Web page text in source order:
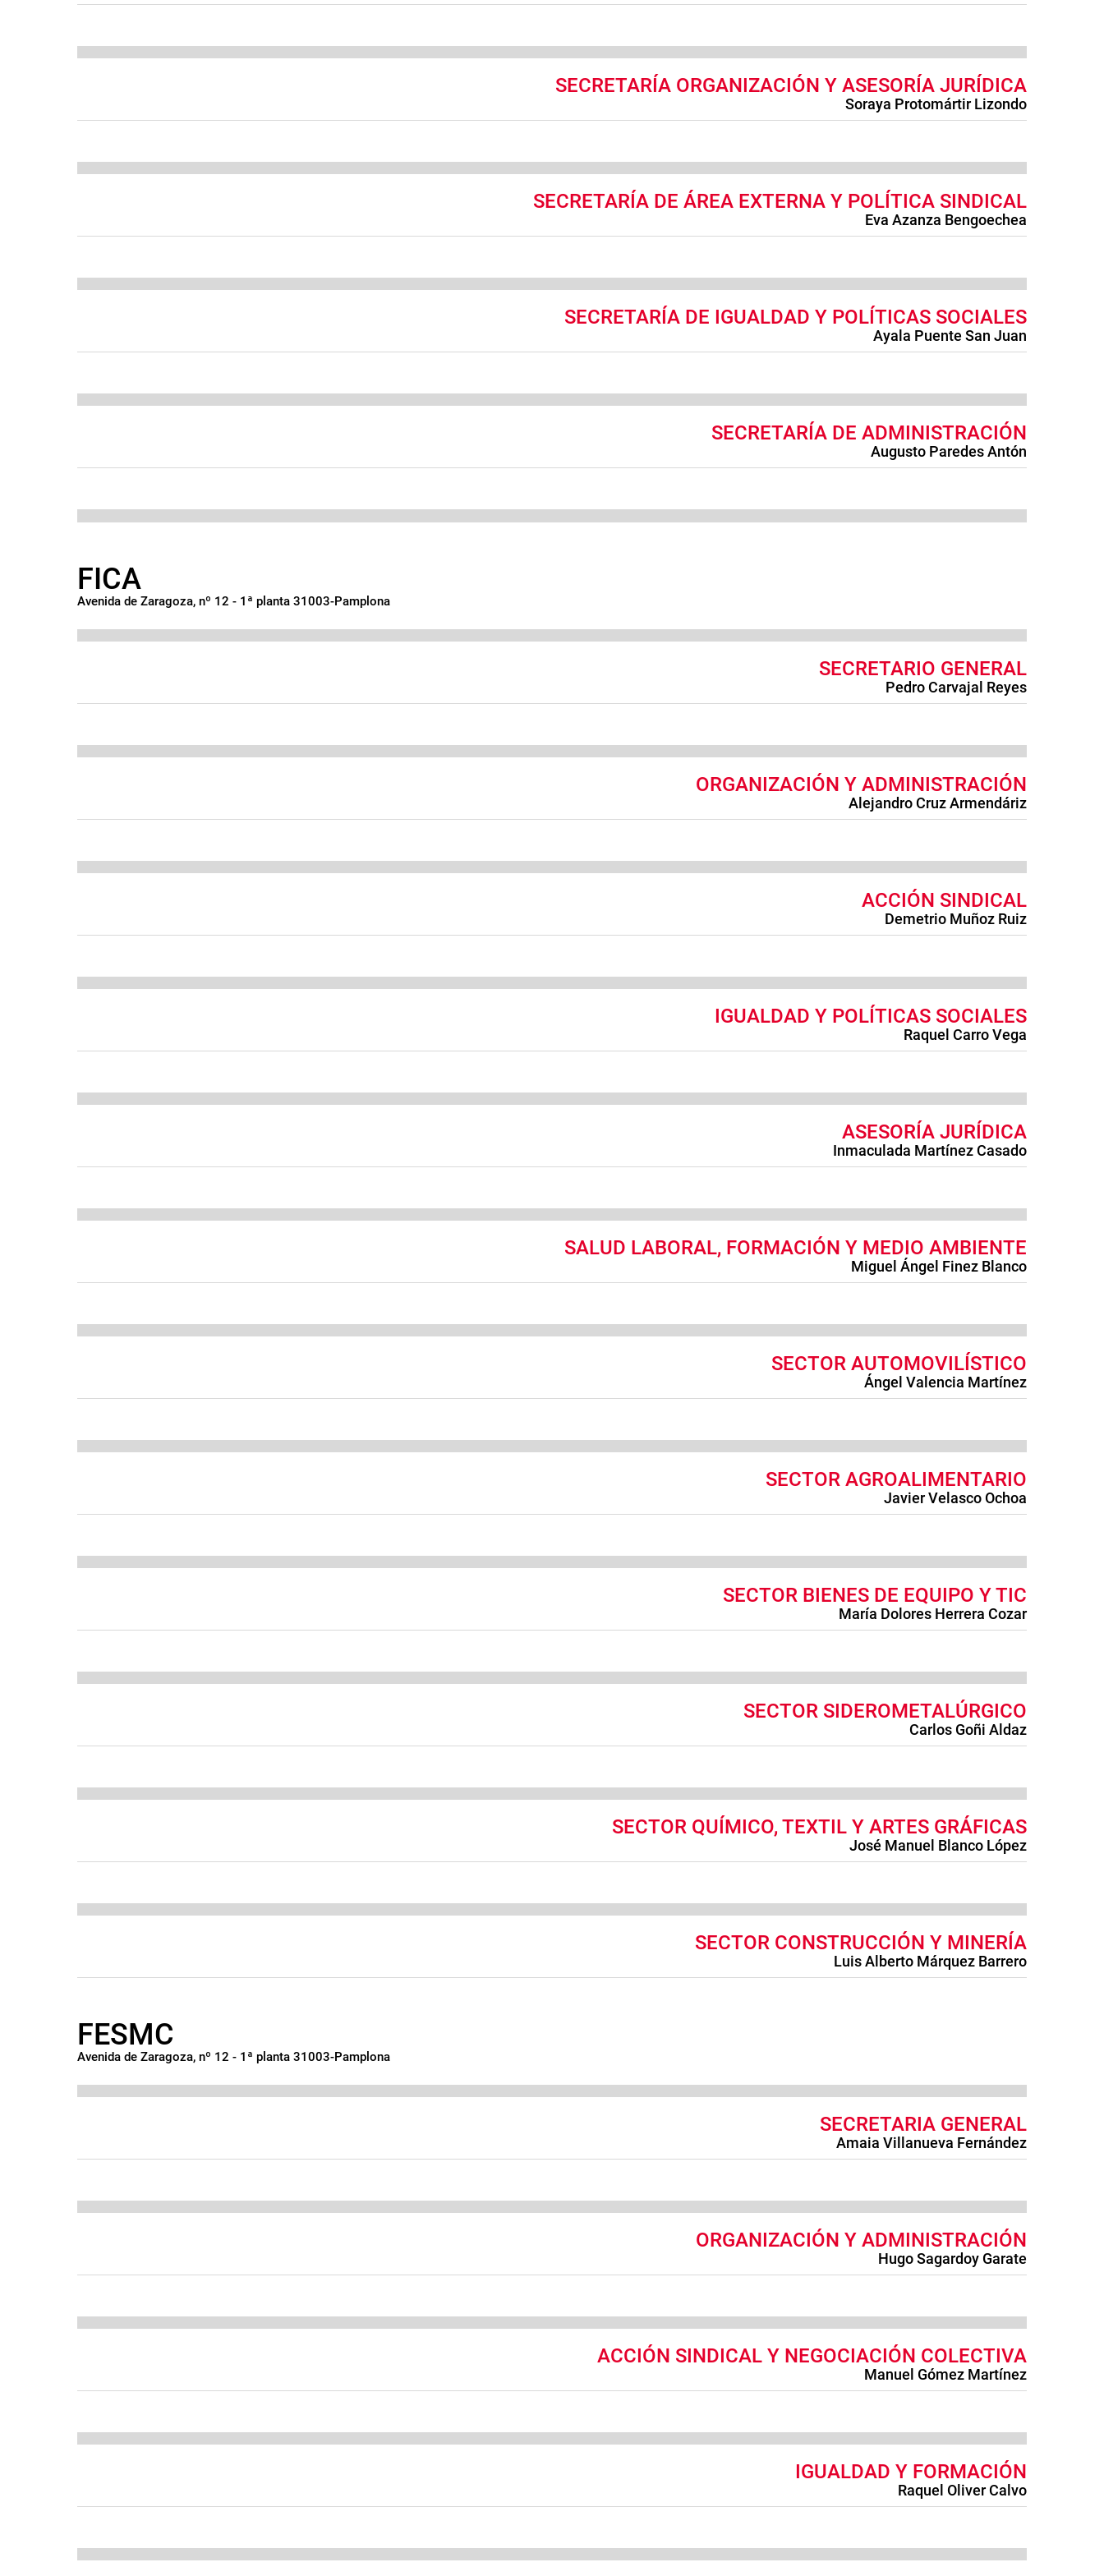
Soraya Protomártir Lizondo
SECRETARÍA ORGANIZACIÓN Y ASESORÍA JURÍDICA
Eva Azanza Bengoechea
SECRETARÍA DE ÁREA EXTERNA Y POLÍTICA SINDICAL
Ayala Puente San Juan
SECRETARÍA DE IGUALDAD Y POLÍTICAS SOCIALES
Augusto Paredes Antón
SECRETARÍA DE ADMINISTRACIÓN
FICA
Avenida de Zaragoza, nº 12 - 1ª planta 31003-Pamplona
Pedro Carvajal Reyes
SECRETARIO GENERAL
Alejandro Cruz Armendáriz
ORGANIZACIÓN Y ADMINISTRACIÓN
Demetrio Muñoz Ruiz
ACCIÓN SINDICAL
Raquel Carro Vega
IGUALDAD Y POLÍTICAS SOCIALES
Inmaculada Martínez Casado
ASESORÍA JURÍDICA
Miguel Ángel Finez Blanco
SALUD LABORAL, FORMACIÓN Y MEDIO AMBIENTE
Ángel Valencia Martínez
SECTOR AUTOMOVILÍSTICO
Javier Velasco Ochoa
SECTOR AGROALIMENTARIO
María Dolores Herrera Cozar
SECTOR BIENES DE EQUIPO Y TIC
Carlos Goñi Aldaz
SECTOR SIDEROMETALÚRGICO
José Manuel Blanco López
SECTOR QUÍMICO, TEXTIL Y ARTES GRÁFICAS
Luis Alberto Márquez Barrero
SECTOR CONSTRUCCIÓN Y MINERÍA
FESMC
Avenida de Zaragoza, nº 12 - 1ª planta 31003-Pamplona
Amaia Villanueva Fernández
SECRETARIA GENERAL
Hugo Sagardoy Garate
ORGANIZACIÓN Y ADMINISTRACIÓN
Manuel Gómez Martínez
ACCIÓN SINDICAL Y NEGOCIACIÓN COLECTIVA
Raquel Oliver Calvo
IGUALDAD Y FORMACIÓN